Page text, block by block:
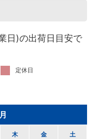
日)の出荷日目安で
定休日
木 金 土